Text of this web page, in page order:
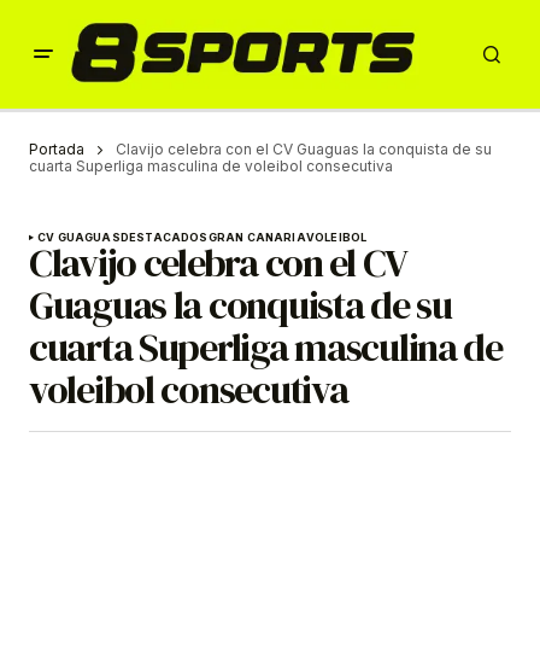
Portada
Clavijo celebra con el CV Guaguas la conquista de su
cuarta Superliga masculina de voleibol consecutiva
CV GUAGUASDESTACADOSGRAN CANARIAVOLEIBOL
Clavijo celebra con el CV
Guaguas la conquista de su
cuarta Superliga masculina de
voleibol consecutiva